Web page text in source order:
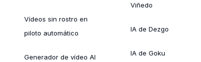
Vídeos sin rostro en
piloto automático
Generador de vídeo AI
Viñedo
IA de Dezgo
IA de Goku